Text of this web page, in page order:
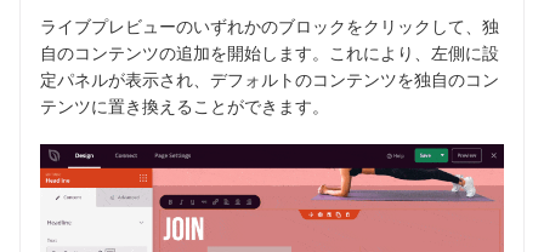
ライブプレビューのいずれかのブロックをクリックして、独
自のコンテンツの追加を開始します。これにより、左側に設
定パネルが表示され、デフォルトのコンテンツを独自のコン
テンツに置き換えることができます。